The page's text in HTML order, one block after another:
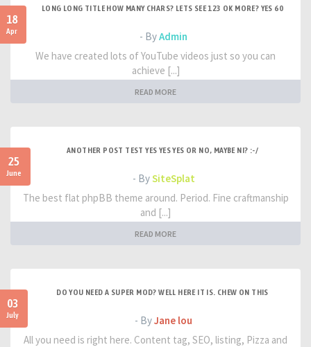
18
Apr
LONG LONG TITLE HOW MANY CHARS? LETS SEE 123 OK MORE? YES 60
- ByAdmin
We have created lots of YouTube videos just so you can
achieve [...]
READ MORE
25
June
ANOTHER POST TEST YES YES YES OR NO, MAYBE NI? :-/
- BySiteSplat
The best flat phpBB theme around. Period. Fine craftmanship
and [...]
READ MORE
03
July
DO YOU NEED A SUPER MOD? WELL HERE IT IS. CHEW ON THIS
- ByJane lou
All you need is right here. Content tag, SEO, listing, Pizza and